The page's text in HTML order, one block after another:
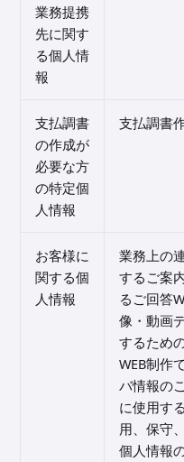
業務提携
先に関す
る個人情
報
支払調書
の作成が
必要な方
の特定個
人情報
支払調書
お客様に
関する個
人情報
業務上の
するご案
るご回答
像・動画
するため
WEB制作
バ情報の
に使用す
用、保守
個人情報